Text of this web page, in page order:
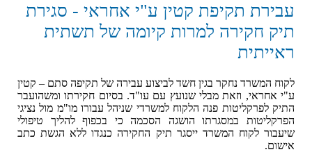
עבירת תקיפת קטין ע"י אחראי - סגירת
תיק חקירה למרות קיומה של תשתית
ראייתית
לקוח המשרד נחקר בגין חשד לביצוע עבירה של תקיפה סתם – קטין
ע"י אחראי, וזאת מבלי שנועץ עם עו"ד. בסיום חקירתו ומשהועבר
התיק לפרקליטות פנה הלקוח למשרדי שניהל עבורו מו"מ מול נציגי
הפרקליטות במסגרתו הושגה הסכמה כי בכפוף להליך טיפולי
שיעבור לקוח המשרד ייסגר תיק החקירה כנגדו ללא הגשת כתב
אישום.